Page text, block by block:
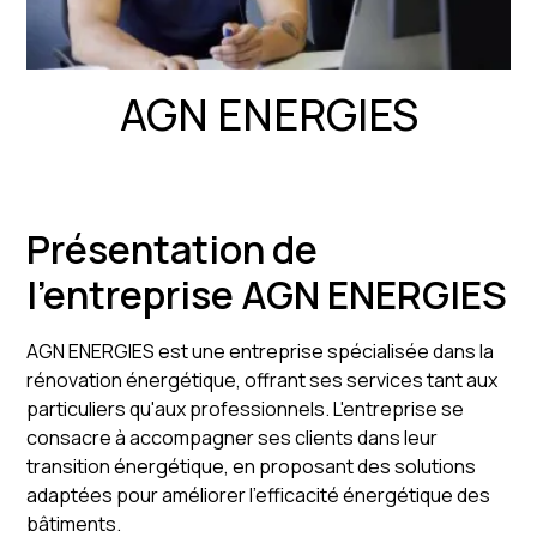
AGN ENERGIES
Présentation de
l'entreprise AGN ENERGIES
AGN ENERGIES est une entreprise spécialisée dans la
rénovation énergétique, offrant ses services tant aux
particuliers qu'aux professionnels. L'entreprise se
consacre à accompagner ses clients dans leur
transition énergétique, en proposant des solutions
adaptées pour améliorer l'efficacité énergétique des
bâtiments.